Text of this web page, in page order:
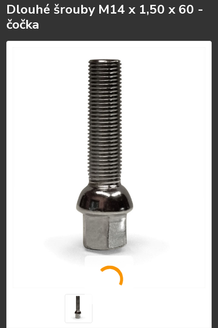
Dlouhé šrouby M14 x 1,50 x 60 -
čočka